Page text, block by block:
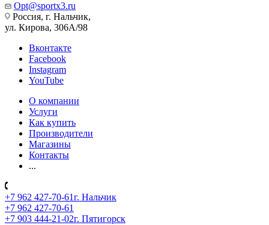
Opt@sportx3.ru
Россия, г. Нальчик,
ул. Кирова, 306А/98
Вконтакте
Facebook
Instagram
YouTube
О компании
Услуги
Как купить
Производители
Магазины
Контакты
...
+7 962 427-70-61г. Нальчик
+7 962 427-70-61
+7 903 444-21-02г. Пятигорск